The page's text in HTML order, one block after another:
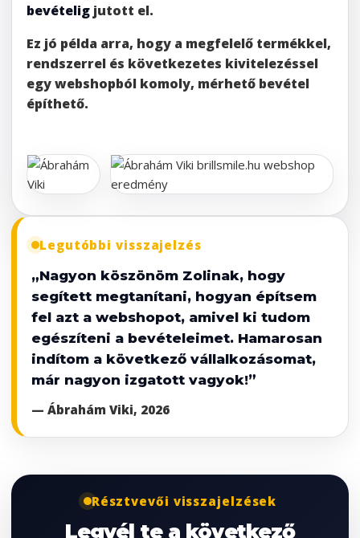
bevételig jutott el.
Ez jó példa arra, hogy a megfelelő termékkel,
rendszerrel és következetes kivitelezéssel
egy webshopból komoly, mérhető bevétel
építhető.
Legutóbbi visszajelzés
„Nagyon köszönöm Zolinak, hogy
segített megtanítani, hogyan építsem
fel azt a webshopot, amivel ki tudom
egészíteni a bevételeimet. Hamarosan
indítom a következő vállalkozásomat,
már nagyon izgatott vagyok!”
— Ábrahám Viki, 2026
Résztvevői visszajelzések
Legyél te a következő